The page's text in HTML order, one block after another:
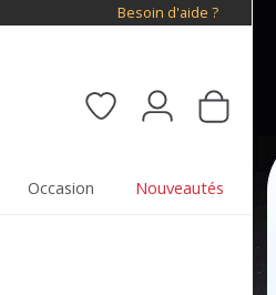
Besoin d'aide ?
Occasion Nouveautés